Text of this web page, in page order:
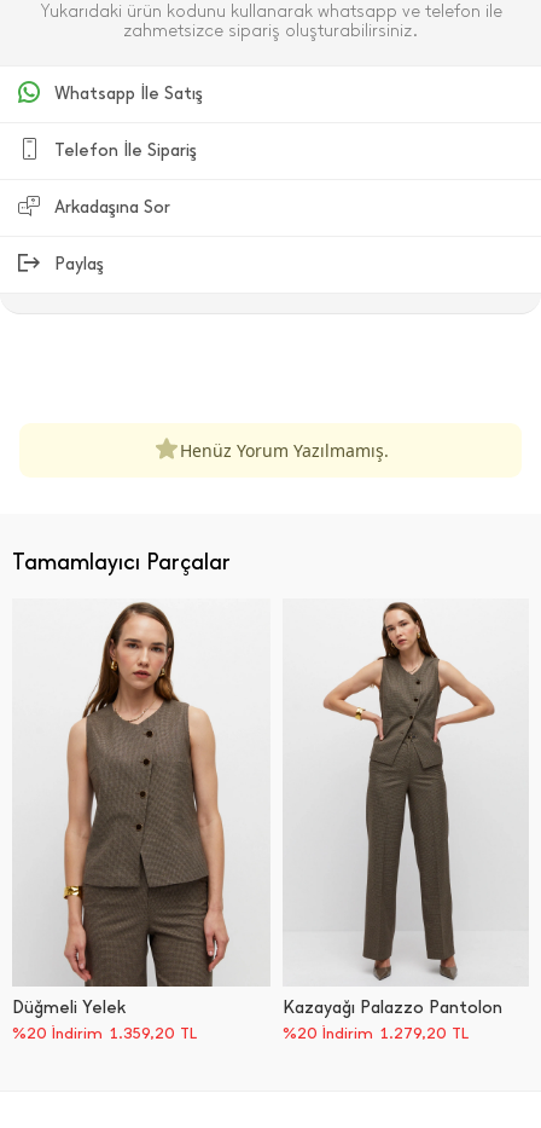
Yukarıdaki ürün kodunu kullanarak whatsapp ve telefon ile
zahmetsizce sipariş oluşturabilirsiniz.
Whatsapp İle Satış
Telefon İle Sipariş
Arkadaşına Sor
Paylaş
Henüz Yorum Yazılmamış.
Tamamlayıcı Parçalar
Düğmeli Yelek
%20 İndirim 1.359,20 TL
Kazayağı Palazzo Pantolon
%20 İndirim 1.279,20 TL